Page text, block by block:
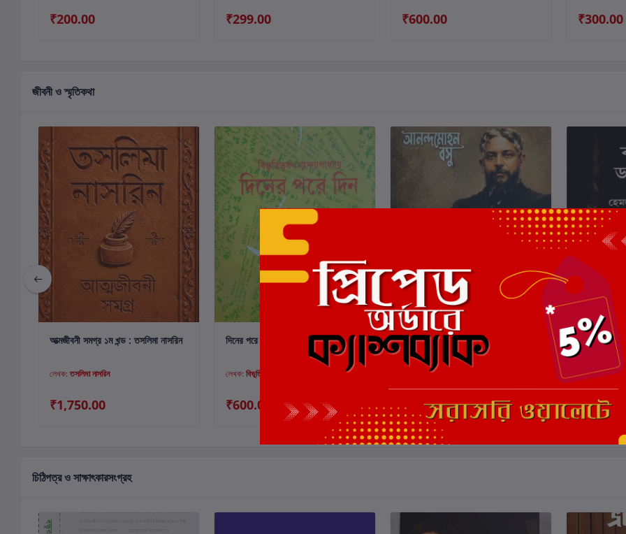
₹200.00 ₹299.00 ₹600.00 ₹300.00
জীবনী ও স্মৃতিকথা
কার্টে যোগ করুন
আত্মজীবনী সমগ্র ১ম খন্ড : তসলিমা নাসরিন
লেখক:তসলিমা নাসরিন
₹1,750.00
কার্টে যোগ করুন
দিনের পরে দিন : বিভূতিভূষণ বন্দ্যোপাধ্যায়
লেখক: বিভূতিভূষণ বন্দ্যোপাধ্যায়
₹600.00
কার্টে যোগ করুন
আনন্দমোহন বসু
অর্পণ পাল
₹220.00
বন্দীর ডায়েরী
লেখক:
₹200.00
চিঠিপত্র ও সাক্ষাৎকারসংগ্রহ